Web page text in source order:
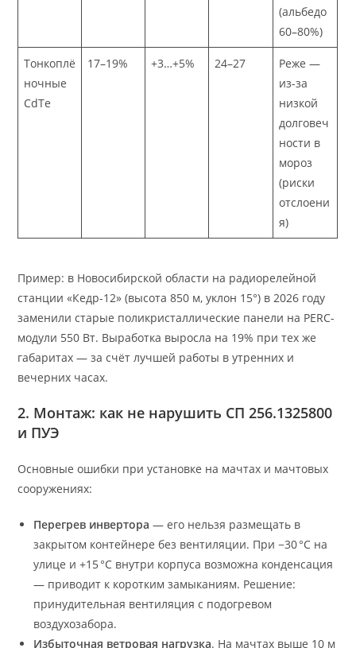
(альбедо
60–80%)
Тонкоплё
ночные
CdTe
17–19% +3…+5% 24–27
Реже —
из-за
низкой
долговеч
ности в
мороз
(риски
отслоени
я)
Пример: в Новосибирской области на радиорелейной
станции «Кедр-12» (высота 850 м, уклон 15°) в 2026 году
заменили старые поликристаллические панели на PERC-
модули 550 Вт. Выработка выросла на 19% при тех же
габаритах — за счёт лучшей работы в утренних и
вечерних часах.
2. Монтаж: как не нарушить СП 256.1325800
и ПУЭ
Основные ошибки при установке на мачтах и мачтовых
сооружениях:
Перегрев инвертора — его нельзя размещать в
закрытом контейнере без вентиляции. При −30 °C на
улице и +15 °C внутри корпуса возможна конденсация
— приводит к коротким замыканиям. Решение:
принудительная вентиляция с подогревом
воздухозабора.
Избыточная ветровая нагрузка. На мачтах выше 10 м